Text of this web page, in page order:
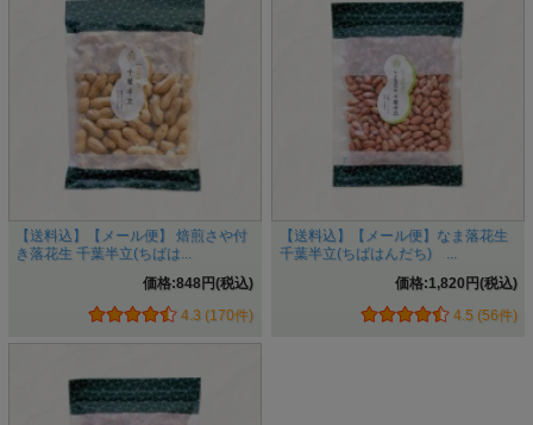
【送料込】【メール便】 焙煎さや付
き落花生 千葉半立(ちばは...
価格:848円(税込)
4.3 (170件)
【送料込】【メール便】なま落花生
千葉半立(ちばはんだち) ...
価格:1,820円(税込)
4.5 (56件)